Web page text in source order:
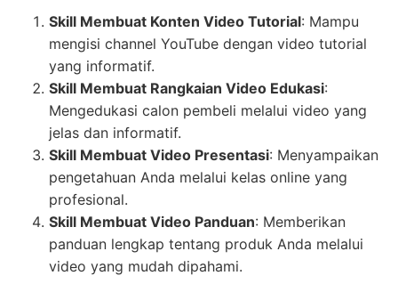
Skill Membuat Konten Video Tutorial: Mampu
mengisi channel YouTube dengan video tutorial
yang informatif.
Skill Membuat Rangkaian Video Edukasi:
Mengedukasi calon pembeli melalui video yang
jelas dan informatif.
Skill Membuat Video Presentasi: Menyampaikan
pengetahuan Anda melalui kelas online yang
profesional.
Skill Membuat Video Panduan: Memberikan
panduan lengkap tentang produk Anda melalui
video yang mudah dipahami.